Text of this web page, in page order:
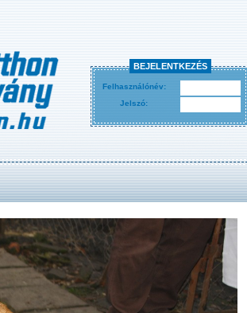
BEJELENTKEZÉS
Felhasználónév:
Jelszó: